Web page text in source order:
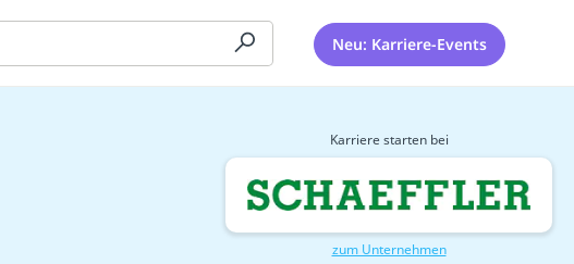
Neu: Karriere-Events
Karriere starten bei
zum Unternehmen